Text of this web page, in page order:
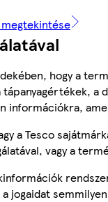
hogy a
tápanyagértékek,
információkra,
a Tesco
vagy a
jogaidat